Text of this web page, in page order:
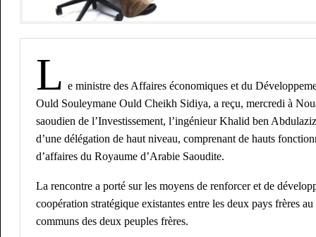
L e ministre des Affaires économiques et du
Ould Souleymane Ould Cheikh Sidiya, a reçu, mercredi à
saoudien de l’Investissement, l’ingénieur Khalid ben
d’une délégation de haut niveau, comprenant de hauts
d’affaires du Royaume d’Arabie Saoudite.
La rencontre a porté sur les moyens de renforcer et de
coopération stratégique existantes entre les deux pays frères
communs des deux peuples frères.